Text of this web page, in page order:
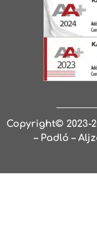
Copyright© 2023-
– Padló –